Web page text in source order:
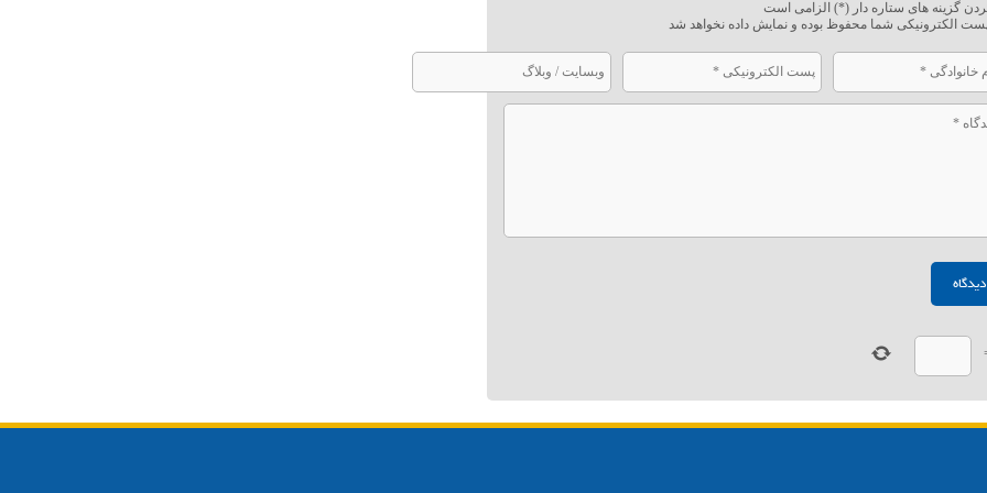
گزینه های ستاره دار (*) الزامی است
الکترونیکی شما محفوظ بوده و نمایش داده نخواهد شد